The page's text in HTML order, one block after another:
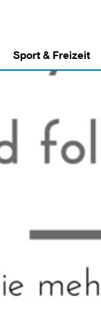
Sport & Freizeit